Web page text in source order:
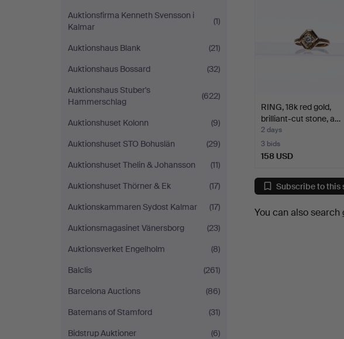
Auktionsfirma Kenneth Svensson i
Kalmar
(1)
Auktionshaus Blank
(21)
Auktionshaus Bossard
(32)
Auktionshaus Stuber's
Hammerschlag
(622)
Auktionshuset Kolonn
(9)
Auktionshuset STO Bohuslän
(29)
Auktionshuset Thelin & Johansson
(11)
Auktionshuset Thörner & Ek
(17)
Auktionskammaren Sydost Kalmar
(17)
Auktionsmagasinet Vänersborg
(23)
Auktionsverket Engelholm
(8)
Balclis
(261)
Barcelona Auctions
(86)
Batemans of Stamford
(31)
Bidstrup Auktioner
(6)
RING, 18k red gold,
brilliant-cut stone, a…
2 days
3 bids
158 USD
Subscribe to this
You can also search